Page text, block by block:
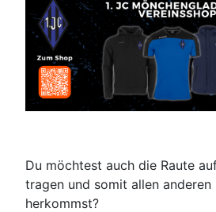
Du möchtest auch die Raute
tragen und somit allen
herkommst?